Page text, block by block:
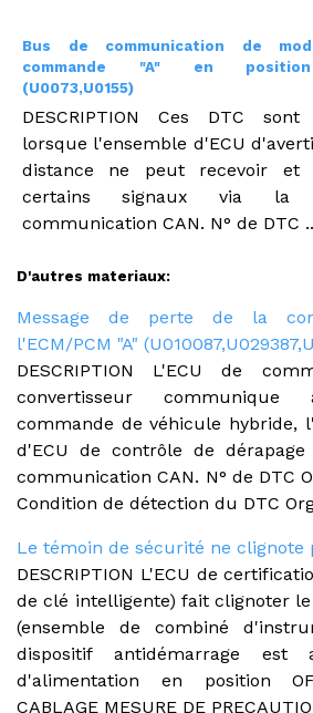
Bus de communication de
commande "A" en
(U0073,U0155)
DESCRIPTION Ces DTC sont
lorsque l'ensemble d'ECU
distance ne peut recevoir et
certains signaux via la
communication CAN. N° de DTC
D'autres materiaux:
Message de perte de la
l'ECM/PCM "A"
DESCRIPTION L'ECU de
convertisseur
commande de véhicule hybride,
d'ECU de contrôle de
communication CAN. N° de DTC
Condition de détection du DTC
Le témoin de sécurité ne clignote
DESCRIPTION L'ECU de
de clé intelligente) fait clignoter
(ensemble de combiné
dispositif antidémarrage est
d'alimentation en position
CABLAGE MESURE DE